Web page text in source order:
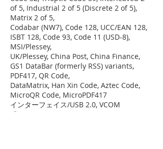
of 5, Industrial 2 of 5 (Discrete 2 of 5),
Matrix 2 of 5,
Codabar (NW7), Code 128, UCC/EAN 128,
ISBT 128, Code 93, Code 11 (USD-8),
MSI/Plessey,
UK/Plessey, China Post, China Finance,
GS1 DataBar (formerly RSS) variants,
PDF417, QR Code,
DataMatrix, Han Xin Code, Aztec Code,
MicroQR Code, MicroPDF417
インターフェイス/USB 2.0, VCOM
重量/146g